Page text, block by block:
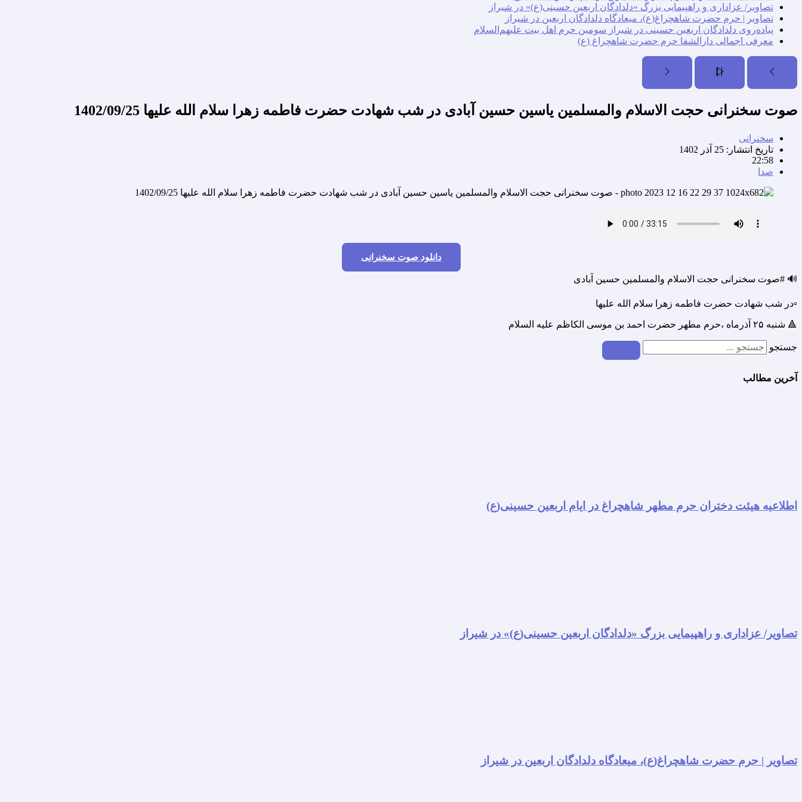
تصاویر/ عزاداری و راهپیمایی بزرگ «دلدادگان اربعین حسینی(ع)» در شیراز
تصاویر | حرم حضرت شاهچراغ(ع)، میعادگاه دلدادگان اربعین در شیراز
پیاده‌روی دلدادگان اربعین حسینی در شیراز سومین حرم اهل بیت علیهم‌السلام
معرفی اجمالی دارالشفا حرم حضرت شاهچراغ (ع)
صوت سخنرانی حجت الاسلام والمسلمین یاسین حسین آبادی در شب شهادت حضرت فاطمه زهرا سلام الله علیها 1402/09/25
سخنرانی
تاریخ انتشار: 25 آذر 1402
22:58
صدا
دانلود صوت سخنرانی
🔊 #صوت سخنرانی حجت الاسلام والمسلمین حسین آبادی
▫️در شب شهادت حضرت فاطمه زهرا سلام الله علیها
🔺 شنبه ۲۵ آذرماه ،حرم مطهر حضرت احمد بن موسی الکاظم علیه السلام
جستجو
آخرین مطالب
اطلاعیه هیئت دختران حرم مطهر شاهچراغ در ایام اربعین حسینی(ع)
تصاویر/ عزاداری و راهپیمایی بزرگ «دلدادگان اربعین حسینی(ع)» در شیراز
تصاویر | حرم حضرت شاهچراغ(ع)، میعادگاه دلدادگان اربعین در شیراز